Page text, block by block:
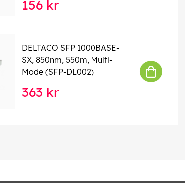
156 kr
DELTACO SFP 1000BASE-
SX, 850nm, 550m, Multi-
Mode (SFP-DL002)
363 kr